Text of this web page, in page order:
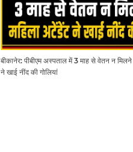
बीकानेर: पीबीएम अस्पताल में 3 माह से वेतन न
ने खाई नींद की गोलियां